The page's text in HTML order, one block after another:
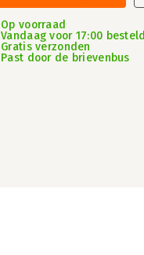
Op voorraad
Vandaag voor 17:00
Gratis verzonden
Past door de brievenbus